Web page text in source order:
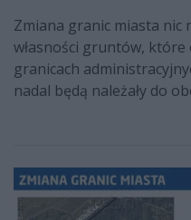
Zmiana granic miasta nic
własności gruntów, które
granicach
nadal będą należały do